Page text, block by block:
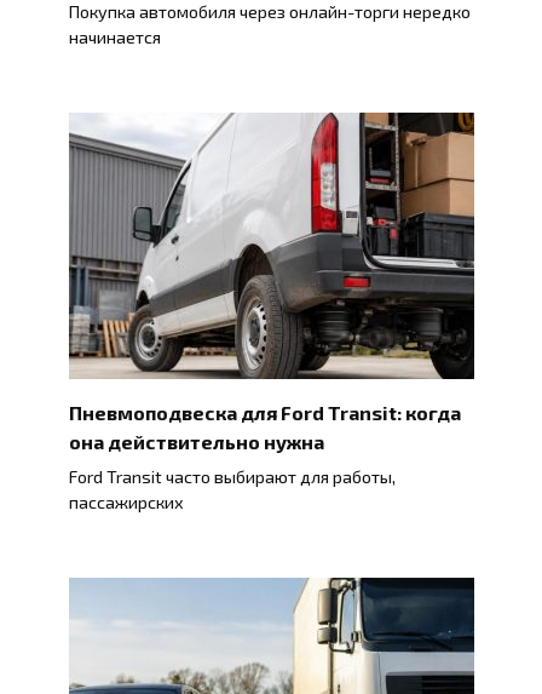
Покупка автомобиля через онлайн-торги нередко
начинается
Пневмоподвеска для Ford Transit: когда
она действительно нужна
Ford Transit часто выбирают для работы,
пассажирских